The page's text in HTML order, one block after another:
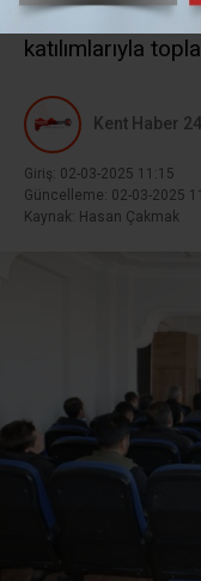
yöneticilerin ve
katılımlarıyla
Kent Haber 24
Giriş: 02-03-2025 11:15
Güncelleme: 02-03-2025
Kaynak: Hasan Çakmak